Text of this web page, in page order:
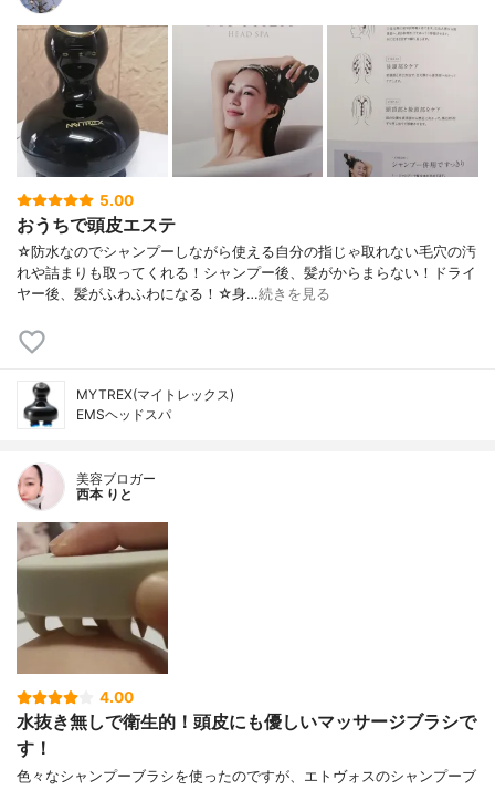
5.00
おうちで頭皮エステ
☆防水なのでシャンプーしながら使える自分の指じゃ取れない毛穴の汚
れや詰まりも取ってくれる！シャンプー後、髪がからまらない！ドライ
ヤー後、髪がふわふわになる！☆身…続きを見る
MYTREX(マイトレックス)
EMSヘッドスパ
美容ブロガー
西本 りと
4.00
水抜き無しで衛生的！頭皮にも優しいマッサージブラシで
す！
色々なシャンプーブラシを使ったのですが、エトヴォスのシャンプーブ